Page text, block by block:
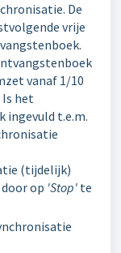
De
vrije
vanaf 1/10
Is het
ingevuld t.e.m.
(tijdelijk)
op 'Stop' te